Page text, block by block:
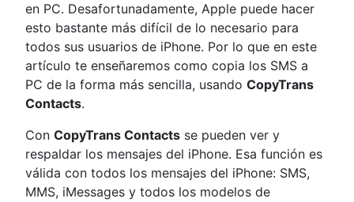
en PC. Desafortunadamente, Apple puede hacer
esto bastante más difícil de lo necesario para
todos sus usuarios de iPhone. Por lo que en este
artículo te enseñaremos como copia los SMS a
PC de la forma más sencilla, usando CopyTrans
Contacts.
Con CopyTrans Contacts se pueden ver y
respaldar los mensajes del iPhone. Esa función es
válida con todos los mensajes del iPhone: SMS,
MMS, iMessages y todos los modelos de